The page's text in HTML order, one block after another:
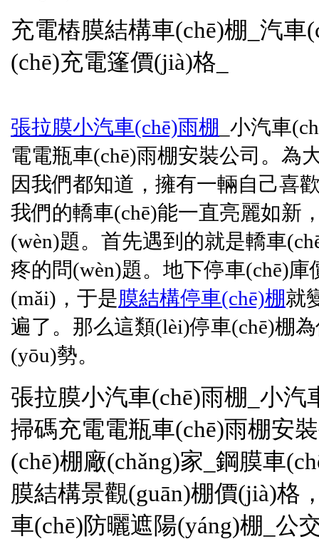
充電樁膜結構車(chē)棚_汽車
(chē)充電篷價(jià)格_
張拉膜小汽車(chē)雨棚 _小汽車
電電瓶車(chē)雨棚安裝公司。為
因我們都知道，擁有一輛自己
我們的轎車(chē)能一直亮麗如新
(wèn)題。首先遇到的就是轎車
疼的問(wèn)題。地下停車(chē)庫
(mǎi)，于是膜結構停車(chē)棚就
遍了。那么這類(lèi)停車(chē)棚
(yōu)勢。
張拉膜小汽車(chē)雨棚_小汽
掃碼充電電瓶車(chē)雨棚安裝
(chē)棚廠(chǎng)家_鋼膜車
膜結構景觀(guān)棚價(jià)格
車(chē)防曬遮陽(yáng)棚_公